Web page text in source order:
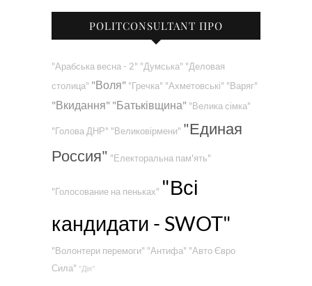
POLITCONSULTANT ПРО
"Арабська весна - 2" "Думська" "Деловая
столица" "Воля" "Гречка" "Ахметовські" "Варяг"
"Вкидання" "Батьківщина" "Велика сімка"
"Голова ДНР" "Великовірмени" "Единая
Россия" "Електоральна пам'ять"
"Голосование на пеньках" "Всі
кандидати - SWOT"
"Волонтери перемоги" "Антифа" "Авто Євро
Сила" "Дія"